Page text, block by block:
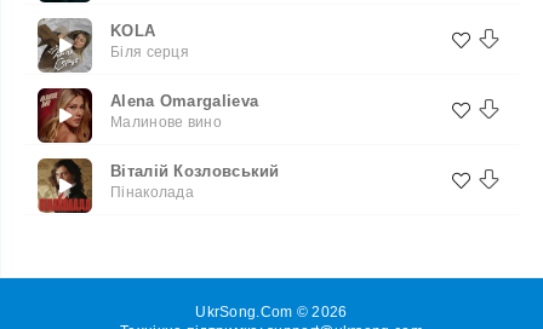
KOLA
Біля серця
Alena Omargalieva
Малинове вино
Віталій Козловський
Пінаколада
UkrSong.Com © 2026